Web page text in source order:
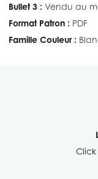
Bullet 3 : Vendu au
Format Patron : PDF
Famille Couleur :